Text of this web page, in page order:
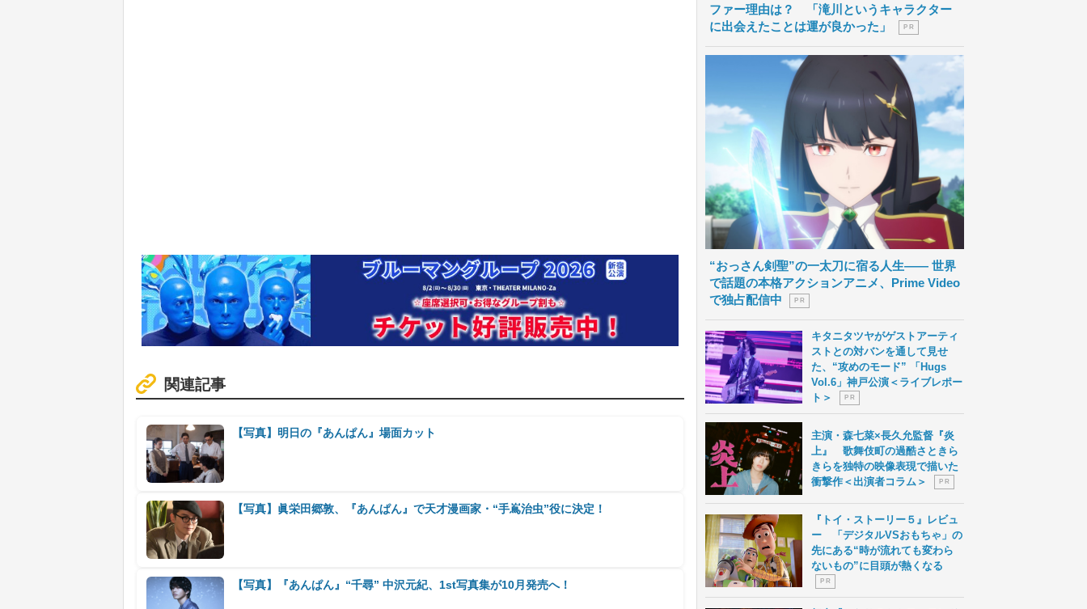
関連記事
【写真】明日の『あんぱん』場面カット
【写真】眞栄田郷敦、『あんぱん』で天才漫画家・“手嶌治虫”役に決定！
【写真】『あんぱん』“千尋” 中沢元紀、1st写真集が10月発売へ！
ファー理由は？ 「滝川というキャラクター
に出会えたことは運が良かった」
P R
“おっさん剣聖”の一太刀に宿る人生―― 世界
で話題の本格アクションアニメ、Prime Video
で独占配信中
P R
キタニタツヤがゲストアーティ
ストとの対バンを通して見せ
た、“攻めのモード” 「Hugs
Vol.6」神戸公演＜ライブレポー
ト＞
P R
主演・森七菜×長久允監督『炎
上』 歌舞伎町の過酷さときら
きらを独特の映像表現で描いた
衝撃作＜出演者コラム＞
P R
『トイ・ストーリー５』レビュ
ー 「デジタルVSおもちゃ」の
先にある“時が流れても変わら
ないもの”に目頭が熱くなる
P R